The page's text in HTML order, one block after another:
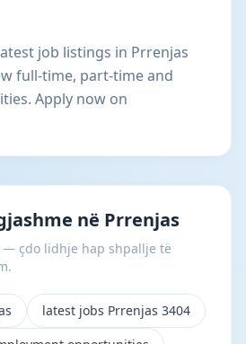
job listings in Prrenjas
full-time, part-time and
Apply now on
në Prrenjas
— çdo lidhje hap shpallje të
latest jobs Prrenjas 3404